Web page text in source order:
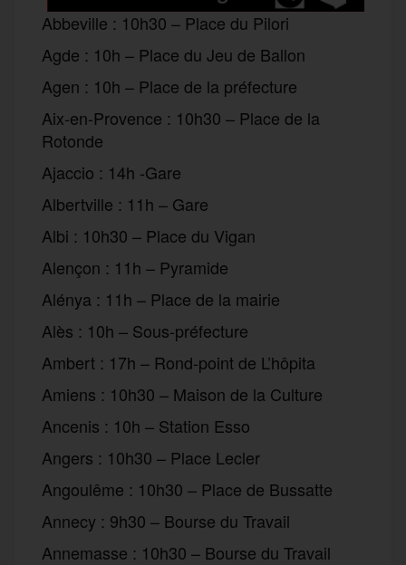
Abbeville : 10h30 – Place du Pilori
Agde : 10h – Place du Jeu de Ballon
Agen : 10h – Place de la préfecture
Aix-en-Provence : 10h30 – Place de la
Rotonde
Ajaccio : 14h -Gare
Albertville : 11h – Gare
Albi : 10h30 – Place du Vigan
Alençon : 11h – Pyramide
Alénya : 11h – Place de la mairie
Alès : 10h – Sous-préfecture
Ambert : 17h – Rond-point de L’hôpita
Amiens : 10h30 – Maison de la Culture
Ancenis : 10h – Station Esso
Angers : 10h30 – Place Lecler
Angoulême : 10h30 – Place de Bussatte
Annecy : 9h30 – Bourse du Travail
Annemasse : 10h30 – Bourse du Travail